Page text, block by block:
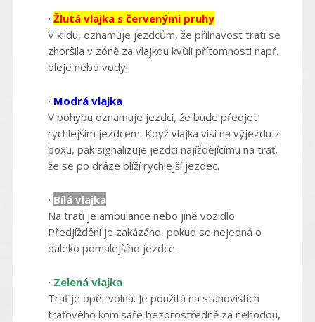
· Žlutá vlajka s červenými pruhy
V klidu, oznamuje jezdcům, že přilnavost trati se
zhoršila v zóně za vlajkou kvůli přítomnosti např.
oleje nebo vody.
· Modrá vlajka
V pohybu oznamuje jezdci, že bude předjet
rychlejším jezdcem. Když vlajka visí na výjezdu z
boxu, pak signalizuje jezdci najíždějícímu na trať,
že se po dráze blíží rychlejší jezdec.
· Bílá vlajka
Na trati je ambulance nebo jiné vozidlo.
Předjíždění je zakázáno, pokud se nejedná o
daleko pomalejšího jezdce.
·Zelená vlajka
Trať je opět volná. Je použitá na stanovištích
traťového komisaře bezprostředně za nehodou,